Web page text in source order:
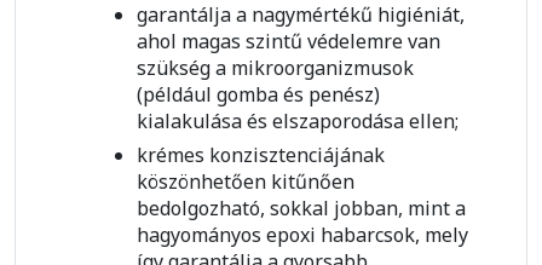
garantálja a nagymértékű higiéniát,
ahol magas szintű védelemre van
szükség a mikroorganizmusok
(például gomba és penész)
kialakulása és elszaporodása ellen;
krémes konzisztenciájának
köszönhetően kitűnően
bedolgozható, sokkal jobban, mint a
hagyományos epoxi habarcsok, mely